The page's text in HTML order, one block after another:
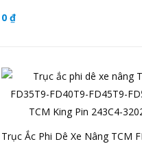
0 ₫
Trục Ắc Phi Dê Xe Nâng TCM